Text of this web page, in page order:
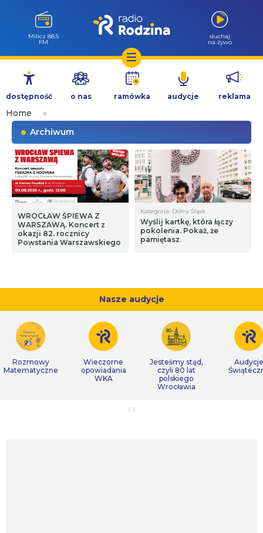
Przejdź
treści
Milicz 88.5
FM
słuchaj
na żywo
dostępność o nas ramówka audycje reklama
Home
»
Archiwum
WROCŁAW ŚPIEWA Z
WARSZAWĄ. Koncert z
okazji 82. rocznicy
Powstania Warszawskiego
Kategoria: Dolny Śląsk
Wyślij kartkę, która łączy
pokolenia. Pokaż, że
pamiętasz
Nasze audycje
Rozmowy
Matematyczne
Wieczorne
opowiadania
WKA
Jesteśmy stąd,
czyli 80 lat
polskiego
Wrocławia
Audycje